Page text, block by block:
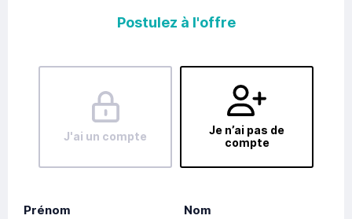
Postulez à l'offre
J'ai un compte
Je n’ai pas de
compte
Prénom Nom